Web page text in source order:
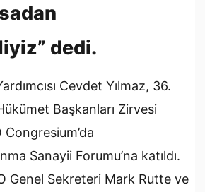
dedi.
Cevdet Yılmaz, 36.⁠
Başkanları Zirvesi
Congresium’da
Sanayii Forumu’na katıldı.
Genel Sekreteri Mark Rutte ve